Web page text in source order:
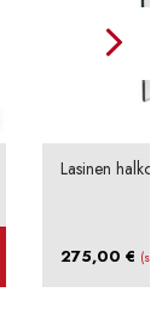
Lasinen
275,00 € (sis.